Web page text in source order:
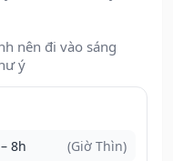
nên đi vào sáng
ý
8h (Giờ Thìn)